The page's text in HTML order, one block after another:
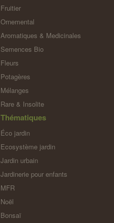
Fruitier
Ornemental
Aromatiques & Medicinales
Semences Bio
Fleurs
Potagères
Mélanges
Rare & Insolite
Thématiques
Éco jardin
Ecosystème jardin
Jardin urbain
Jardinerie pour enfants
MFR
Noël
Bonsaï